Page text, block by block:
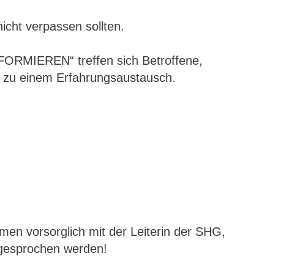
verpassen sollten.
treffen sich Betroffene,
einem Erfahrungsaustausch.
vorsorglich mit der Leiterin der SHG,
werden!